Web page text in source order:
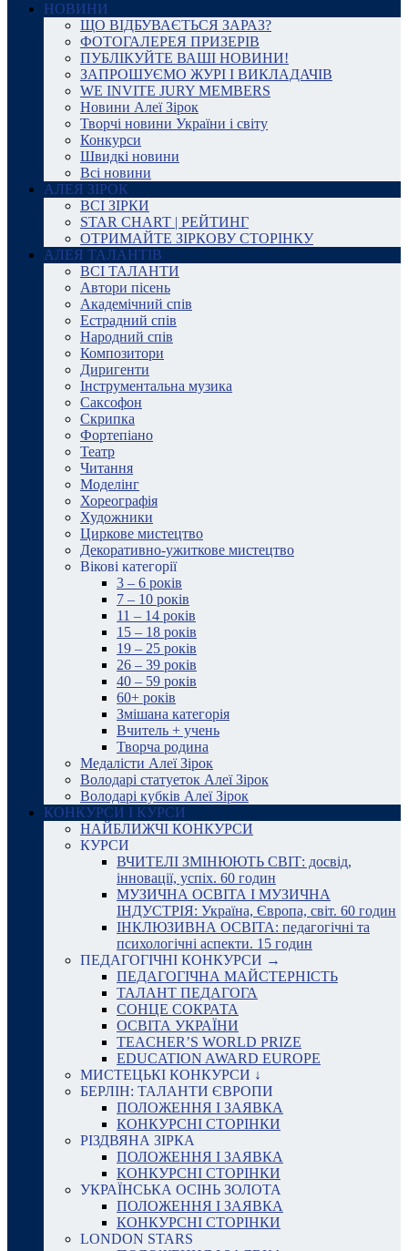
НОВИНИ
ЩО ВІДБУВАЄТЬСЯ ЗАРАЗ?
ФОТОГАЛЕРЕЯ ПРИЗЕРІВ
ПУБЛІКУЙТЕ ВАШІ НОВИНИ!
ЗАПРОШУЄМО ЖУРІ І ВИКЛАДАЧІВ
WE INVITE JURY MEMBERS
Новини Алеї Зірок
Творчі новини України і світу
Конкурси
Швидкі новини
Всі новини
АЛЕЯ ЗІРОК
ВСІ ЗІРКИ
STAR CHART | РЕЙТИНГ
ОТРИМАЙТЕ ЗІРКОВУ СТОРІНКУ
АЛЕЯ ТАЛАНТІВ
ВСІ ТАЛАНТИ
Автори пісень
Академічний спів
Естрадний спів
Народний спів
Композитори
Диригенти
Інструментальна музика
Саксофон
Скрипка
Фортепіано
Театр
Читання
Моделінг
Хореографія
Художники
Циркове мистецтво
Декоративно-ужиткове мистецтво
Вікові категорії
3 – 6 років
7 – 10 років
11 – 14 років
15 – 18 років
19 – 25 років
26 – 39 років
40 – 59 років
60+ років
Змішана категорія
Вчитель + учень
Творча родина
Медалісти Алеї Зірок
Володарі статуеток Алеї Зірок
Володарі кубків Алеї Зірок
КОНКУРСИ І КУРСИ
НАЙБЛИЖЧІ КОНКУРСИ
КУРСИ
ВЧИТЕЛІ ЗМІНЮЮТЬ СВІТ: досвід,
інновації, успіх. 60 годин
МУЗИЧНА ОСВІТА І МУЗИЧНА
ІНДУСТРІЯ: Україна, Європа, світ. 60 годин
ІНКЛЮЗИВНА ОСВІТА: педагогічні та
психологічні аспекти. 15 годин
ПЕДАГОГІЧНІ КОНКУРСИ →
ПЕДАГОГІЧНА МАЙСТЕРНІСТЬ
ТАЛАНТ ПЕДАГОГА
СОНЦЕ СОКРАТА
ОСВІТА УКРАЇНИ
TEACHER’S WORLD PRIZE
EDUCATION AWARD EUROPE
МИСТЕЦЬКІ КОНКУРСИ ↓
БЕРЛІН: ТАЛАНТИ ЄВРОПИ
ПОЛОЖЕННЯ І ЗАЯВКА
КОНКУРСНІ СТОРІНКИ
РІЗДВЯНА ЗІРКА
ПОЛОЖЕННЯ І ЗАЯВКА
КОНКУРСНІ СТОРІНКИ
УКРАЇНСЬКА ОСІНЬ ЗОЛОТА
ПОЛОЖЕННЯ І ЗАЯВКА
КОНКУРСНІ СТОРІНКИ
LONDON STARS